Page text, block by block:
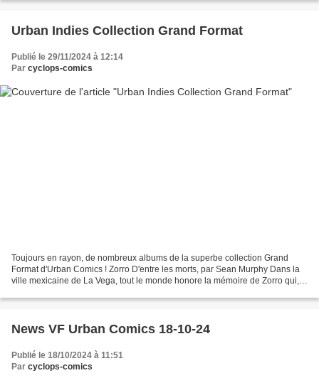
Urban Indies Collection Grand Format
Publié le 29/11/2024 à 12:14
Par cyclops-comics
Toujours en rayon, de nombreux albums de la superbe collection Grand
Format d'Urban Comics ! Zorro D'entre les morts, par Sean Murphy Dans la
ville mexicaine de La Vega, tout le monde honore la mémoire de Zorro qui,
News VF Urban Comics 18-10-24
Publié le 18/10/2024 à 11:51
Par cyclops-comics